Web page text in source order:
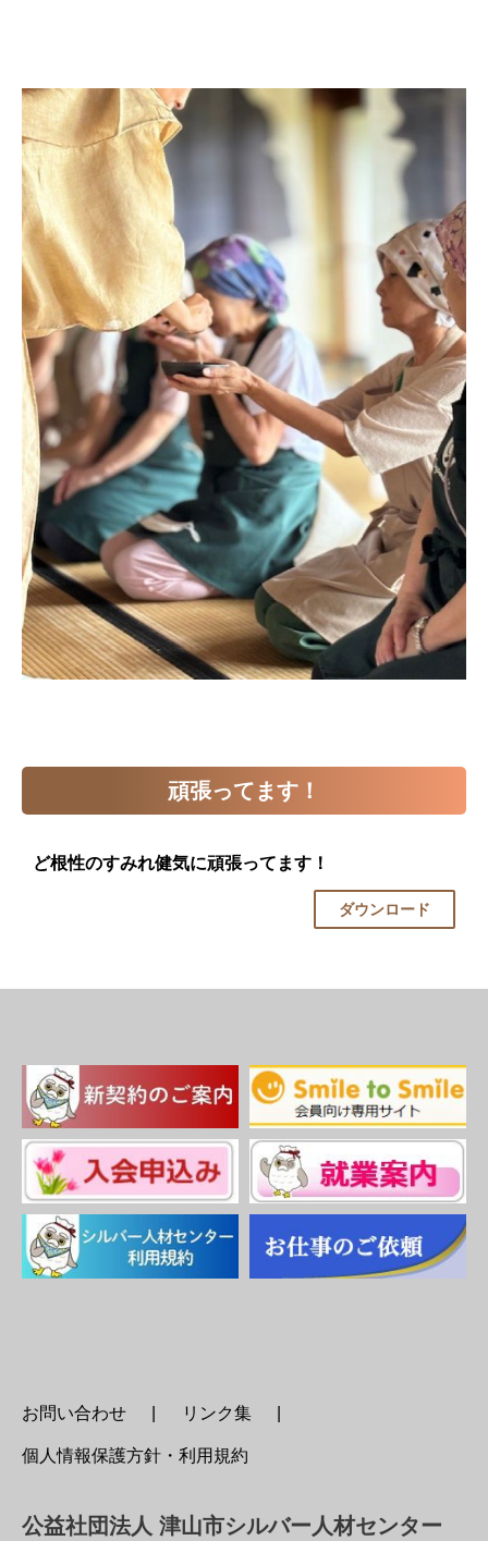
頑張ってます！
ど根性のすみれ健気に頑張ってます！
ダウンロード
お問い合わせ リンク集
個人情報保護方針・利用規約
公益社団法人 津山市シルバー人材センター